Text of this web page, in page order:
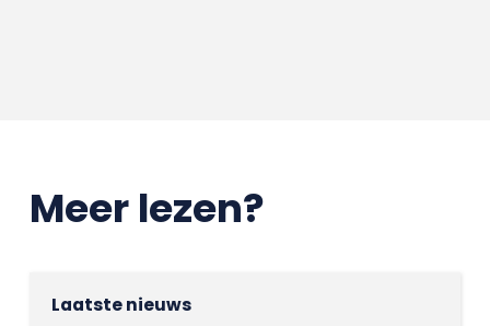
Meer lezen?
Laatste nieuws